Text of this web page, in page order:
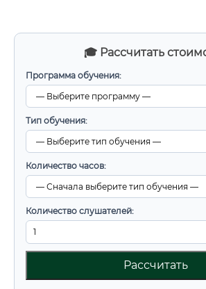
🎓 Рассчитать
Программа обучения:
Тип обучения:
Количество часов:
Количество слушателей:
Рассчитать